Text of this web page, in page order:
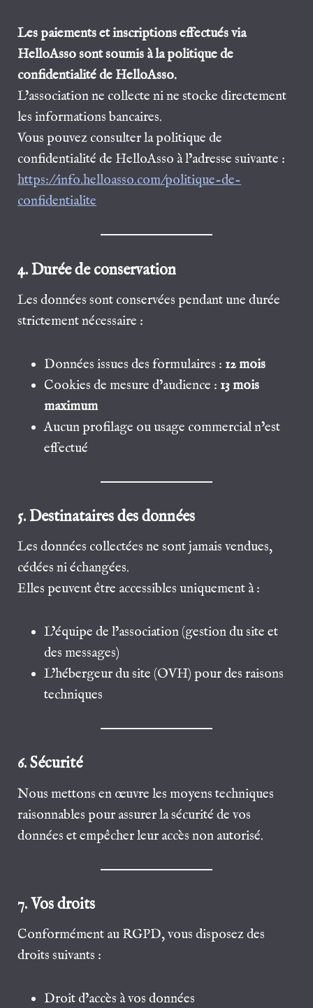
Les paiements et inscriptions effectués via
HelloAsso sont soumis à la politique de
confidentialité de HelloAsso.
L’association ne collecte ni ne stocke directement
les informations bancaires.
Vous pouvez consulter la politique de
confidentialité de HelloAsso à l’adresse suivante :
https://info.helloasso.com/politique-de-
confidentialite
4. Durée de conservation
Les données sont conservées pendant une durée
strictement nécessaire :
Données issues des formulaires : 12 mois
Cookies de mesure d’audience : 13 mois
maximum
Aucun profilage ou usage commercial n’est
effectué
5. Destinataires des données
Les données collectées ne sont jamais vendues,
cédées ni échangées.
Elles peuvent être accessibles uniquement à :
L’équipe de l’association (gestion du site et
des messages)
L’hébergeur du site (OVH) pour des raisons
techniques
6. Sécurité
Nous mettons en œuvre les moyens techniques
raisonnables pour assurer la sécurité de vos
données et empêcher leur accès non autorisé.
7. Vos droits
Conformément au RGPD, vous disposez des
droits suivants :
Droit d’accès à vos données